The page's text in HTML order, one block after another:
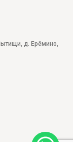
д. Ерёмино,